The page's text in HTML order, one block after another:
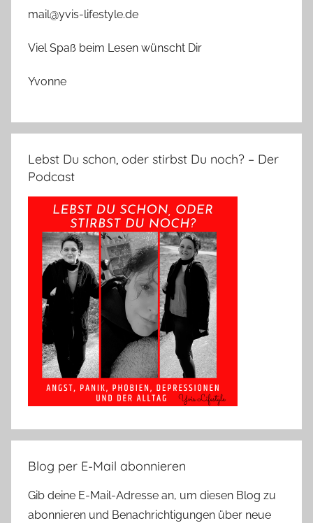
mail@yvis-lifestyle.de
Viel Spaß beim Lesen wünscht Dir
Yvonne
Lebst Du schon, oder stirbst Du noch? – Der
Podcast
Blog per E-Mail abonnieren
Gib deine E-Mail-Adresse an, um diesen Blog zu
abonnieren und Benachrichtigungen über neue